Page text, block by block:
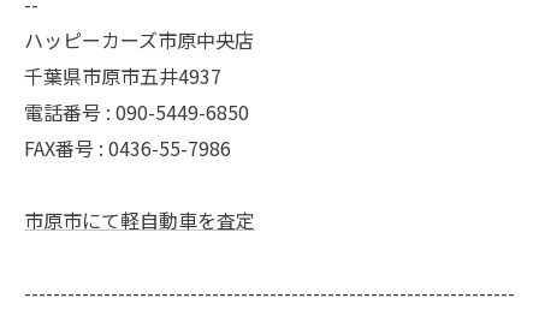
ハッピーカーズ市原中央店
千葉県市原市五井4937
電話番号 : 090-5449-6850
FAX番号 : 0436-55-7986
市原市にて軽自動車を査定
--------------------------------------------------------------------